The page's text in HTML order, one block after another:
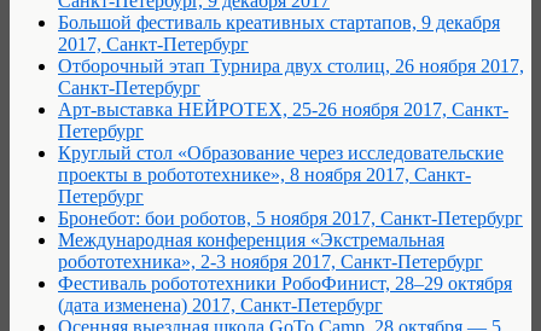
Большой фестиваль креативных стартапов, 9 декабря
2017, Санкт-Петербург
Отборочный этап Турнира двух столиц, 26 ноября 2017,
Санкт-Петербург
Арт-выставка НЕЙРОТЕХ, 25-26 ноября 2017, Санкт-
Петербург
Круглый стол «Образование через исследовательские
проекты в робототехнике», 8 ноября 2017, Санкт-
Петербург
Бронебот: бои роботов, 5 ноября 2017, Санкт-Петербург
Международная конференция «Экстремальная
робототехника», 2-3 ноября 2017, Санкт-Петербург
Фестиваль робототехники РобоФинист, 28–29 октября
(дата изменена) 2017, Санкт-Петербург